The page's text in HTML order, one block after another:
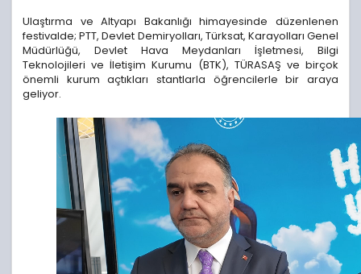
Ulaştırma ve Altyapı Bakanlığı himayesinde düzenlenen
festivalde; PTT, Devlet Demiryolları, Türksat, Karayolları Genel
Müdürlüğü, Devlet Hava Meydanları İşletmesi, Bilgi
Teknolojileri ve İletişim Kurumu (BTK), TÜRASAŞ ve birçok
önemli kurum açtıkları stantlarla öğrencilerle bir araya
geliyor.